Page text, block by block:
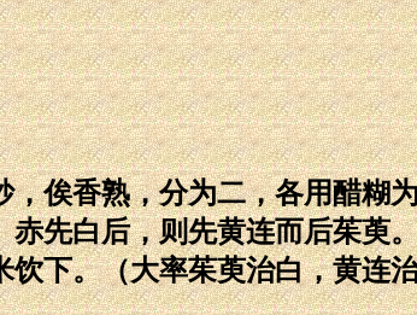
香熟，分为二，各用醋糊
先白后，则先黄连而后茱萸
下。（大率茱萸治白，黄连